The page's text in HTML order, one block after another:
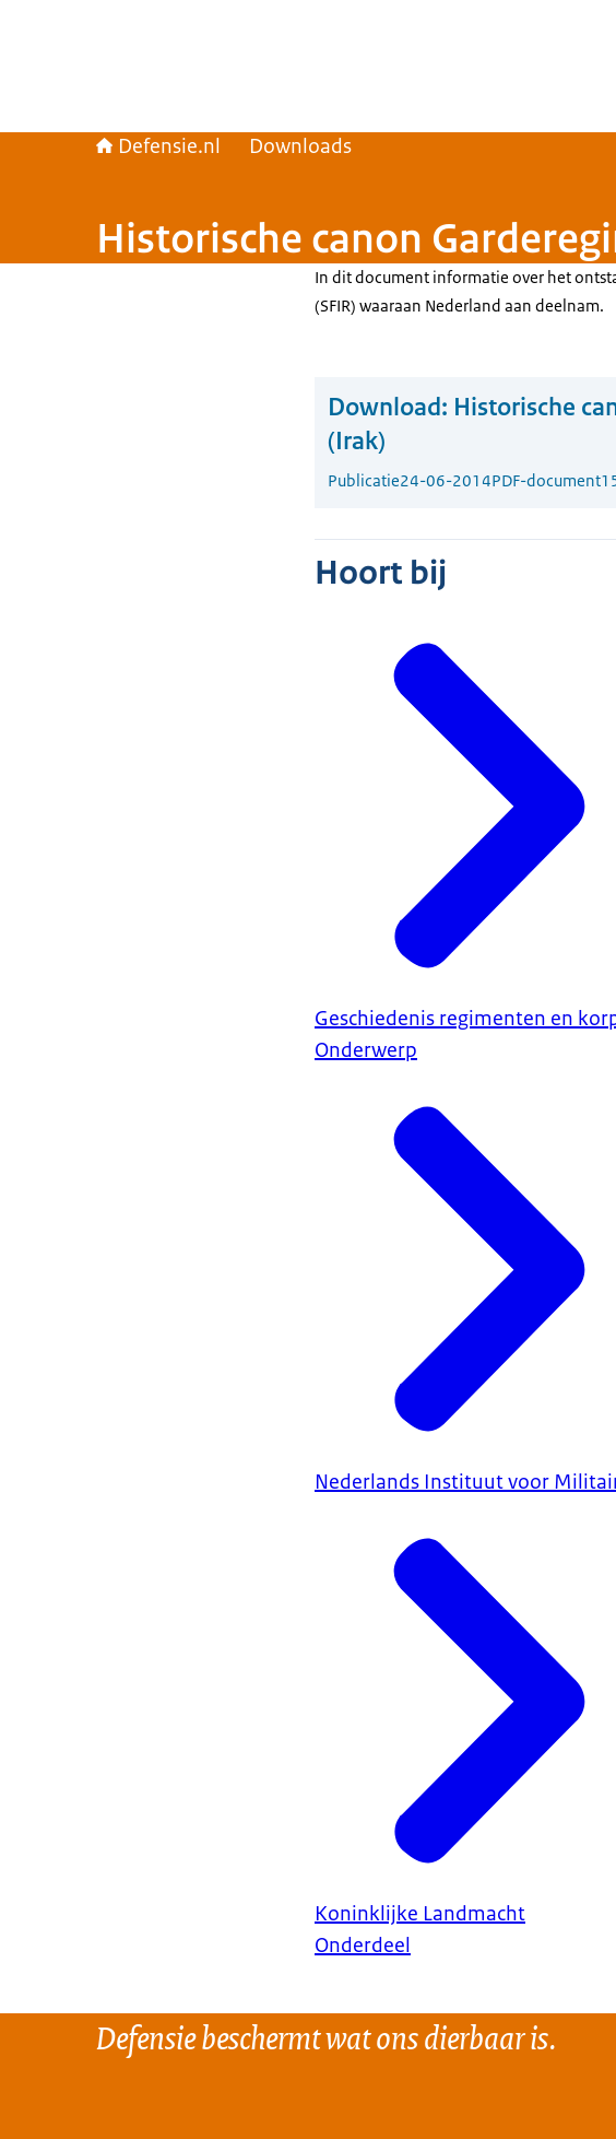
Defensie.nl Downloads
Historische canon
In dit document informatie over het
(SFIR) waaraan Nederland aan deelnam.
Download: Historische
(Irak)
Publicatie24-06-2014PDF-document
Hoort bij
Geschiedenis regimenten en
Onderwerp
Nederlands Instituut voor
Koninklijke Landmacht
Onderdeel
Defensie beschermt wat ons dierbaar is.